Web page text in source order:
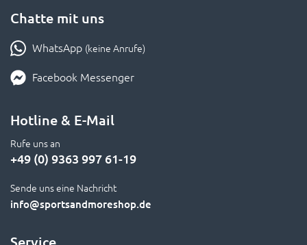
Chatte mit uns
WhatsApp (keine Anrufe)
Facebook Messenger
Hotline & E-Mail
Rufe uns an
+49 (0) 9363 997 61-19
Sende uns eine Nachricht
info@sportsandmoreshop.de